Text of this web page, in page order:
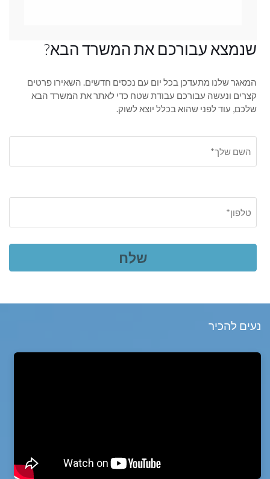
שנמצא עבורכם את המשרד הבא?
המאגר שלנו מתעדכן בכל יום עם נכסים חדשים. השאירו פרטים
קצרים ונעשה עבורכם עבודת שטח כדי לאתר את המשרד הבא
שלכם, עוד לפני שהוא בכלל יוצא לשוק.
נעים להכיר